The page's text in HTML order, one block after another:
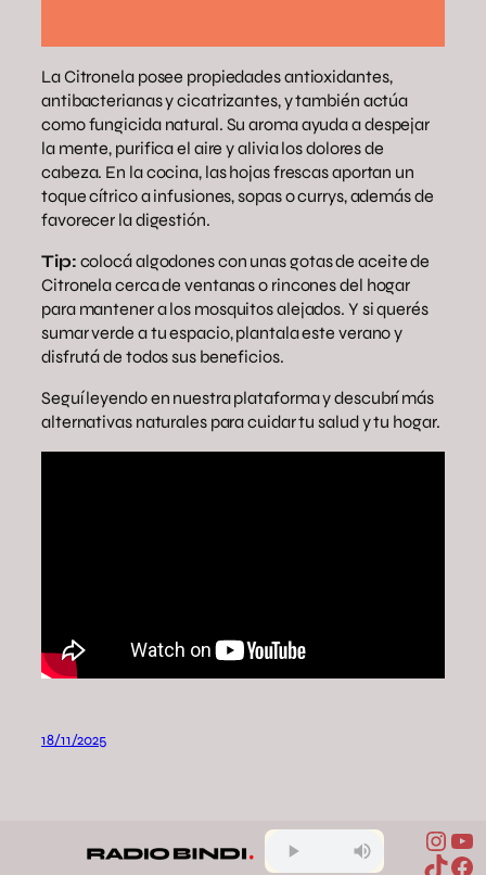
La Citronela posee propiedades antioxidantes,
antibacterianas y cicatrizantes, y también actúa
como fungicida natural. Su aroma ayuda a despejar
la mente, purifica el aire y alivia los dolores de
cabeza. En la cocina, las hojas frescas aportan un
toque cítrico a infusiones, sopas o currys, además de
favorecer la digestión.
Tip: colocá algodones con unas gotas de aceite de
Citronela cerca de ventanas o rincones del hogar
para mantener a los mosquitos alejados. Y si querés
sumar verde a tu espacio, plantala este verano y
disfrutá de todos sus beneficios.
Seguí leyendo en nuestra plataforma y descubrí más
alternativas naturales para cuidar tu salud y tu hogar.
18/11/2025